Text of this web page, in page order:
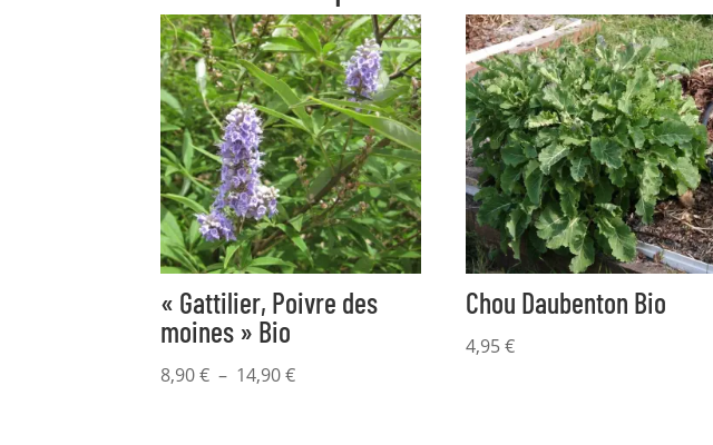
« Gattilier, Poivre des
moines » Bio
8,90€ – 14,90€Plage
Chou Daubenton Bio
4,95€